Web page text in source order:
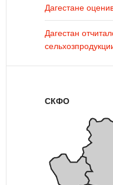
Дагестане
Дагестан
СКФО